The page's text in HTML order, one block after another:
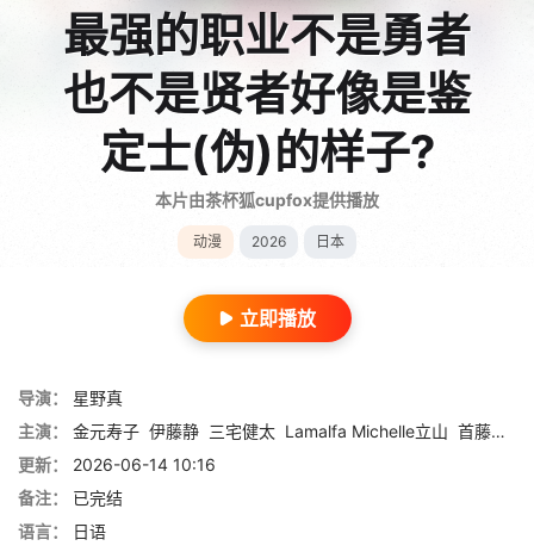
最强的职业不是勇者
也不是贤者好像是鉴
定士(伪)的样子?
本片由茶杯狐cupfox提供播放
动漫 2026 日本
立即播放
导演：
星野真
主演：
金元寿子 伊藤静 三宅健太 Lamalfa Michelle立山 首藤志奈
更新：
2026-06-14 10:16
备注：
已完结
语言：
日语